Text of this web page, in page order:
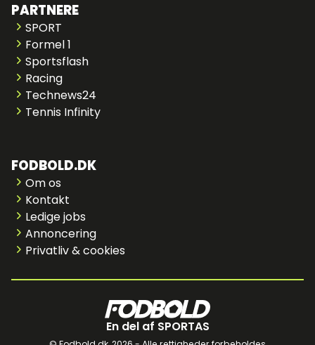
PARTNERE
SPORT
Formel 1
Sportsflash
Racing
Technews24
Tennis Infinity
FODBOLD.DK
Om os
Kontakt
Ledige jobs
Annoncering
Privatliv & cookies
En del af SPORTAS